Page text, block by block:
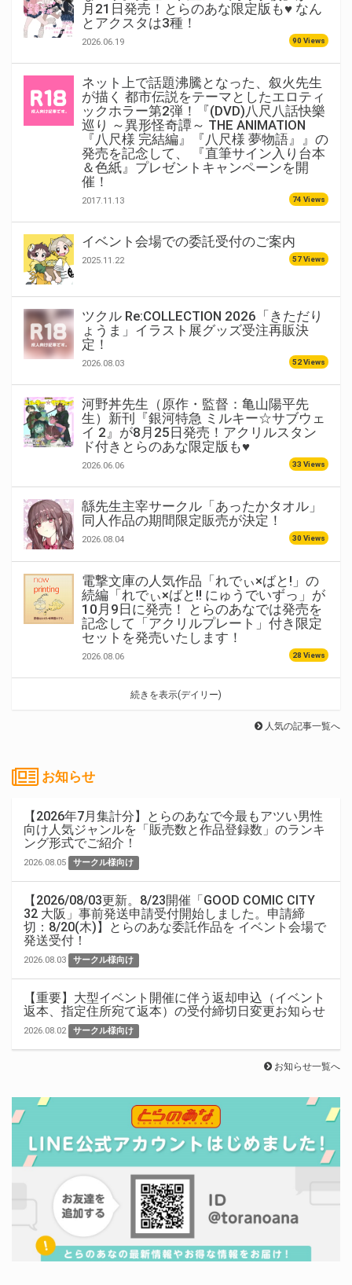
月21日発売！とらのあな限定版も♥ なん
とアクスタは3種！
2026.06.19 90 Views
ネット上で話題沸騰となった、叙火先生
が描く 都市伝説をテーマとしたエロティ
ックホラー第2弾！『(DVD)八尺八話快樂
巡り ～異形怪奇譚～ THE ANIMATION
『八尺様 完結編』『八尺様 夢物語』』の
発売を記念して、 『直筆サイン入り台本
＆色紙』プレゼントキャンペーンを開
催！
2017.11.13 74 Views
イベント会場での委託受付のご案内
2025.11.22 57 Views
ツクル Re:COLLECTION 2026「きただり
ょうま」イラスト展グッズ受注再販決
定！
2026.08.03 52 Views
河野丼先生（原作・監督：亀山陽平先
生）新刊『銀河特急 ミルキー☆サブウェ
イ 2』が8月25日発売！アクリルスタン
ド付きとらのあな限定版も♥
2026.06.06 33 Views
緜先生主宰サークル「あったかタオル」
同人作品の期間限定販売が決定！
2026.08.04 30 Views
電撃文庫の人気作品「れでぃ×ばと!」の
続編「れでぃ×ばと!! にゅうでいずっ」が
10月9日に発売！ とらのあなでは発売を
記念して「アクリルプレート」付き限定
セットを発売いたします！
2026.08.06 28 Views
続きを表示(デイリー)
人気の記事一覧へ
お知らせ
【2026年7月集計分】とらのあなで今最もアツい男性
向け人気ジャンルを「販売数と作品登録数」のランキ
ング形式でご紹介！
2026.08.05 サークル様向け
【2026/08/03更新。8/23開催「GOOD COMIC CITY
32 大阪」事前発送申請受付開始しました。申請締
切：8/20(木)】とらのあな委託作品を イベント会場で
発送受付！
2026.08.03 サークル様向け
【重要】大型イベント開催に伴う返却申込（イベント
返本、指定住所宛て返本）の受付締切日変更お知らせ
2026.08.02 サークル様向け
お知らせ一覧へ